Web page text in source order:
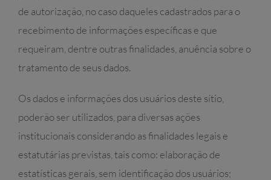
de autorização, no caso daqueles cadastrados para o
recebimento de informações específicas e que
requeiram, dentre outras finalidades, anuência sobre o
tratamento de seus dados.
Os dados e informações dos usuários deste sítio,
poderão ser utilizados, para diversas ações
institucionais considerando as finalidades legais e
estatutárias previstas, tais como: elaboração de
estatísticas gerais, sem identificação dos usuários;